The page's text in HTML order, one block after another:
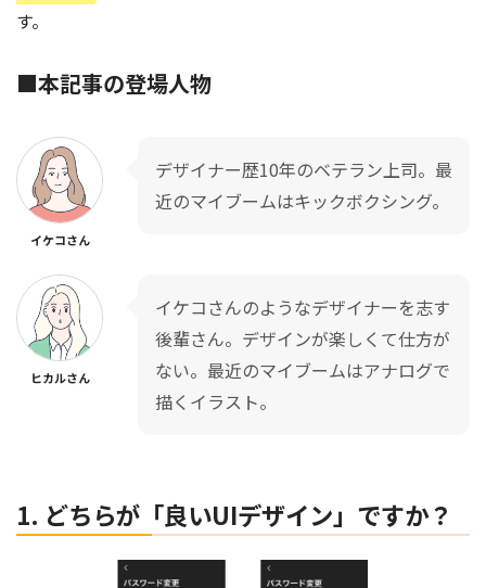
す。
■本記事の登場人物
イケコさん
デザイナー歴10年のベテラン上司。最
近のマイブームはキックボクシング。
ヒカルさん
イケコさんのようなデザイナーを志す
後輩さん。デザインが楽しくて仕方が
ない。最近のマイブームはアナログで
描くイラスト。
1. どちらが「良いUIデザイン」ですか？